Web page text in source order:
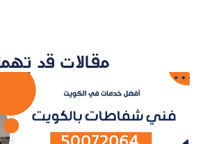
مقالات قد تهمك